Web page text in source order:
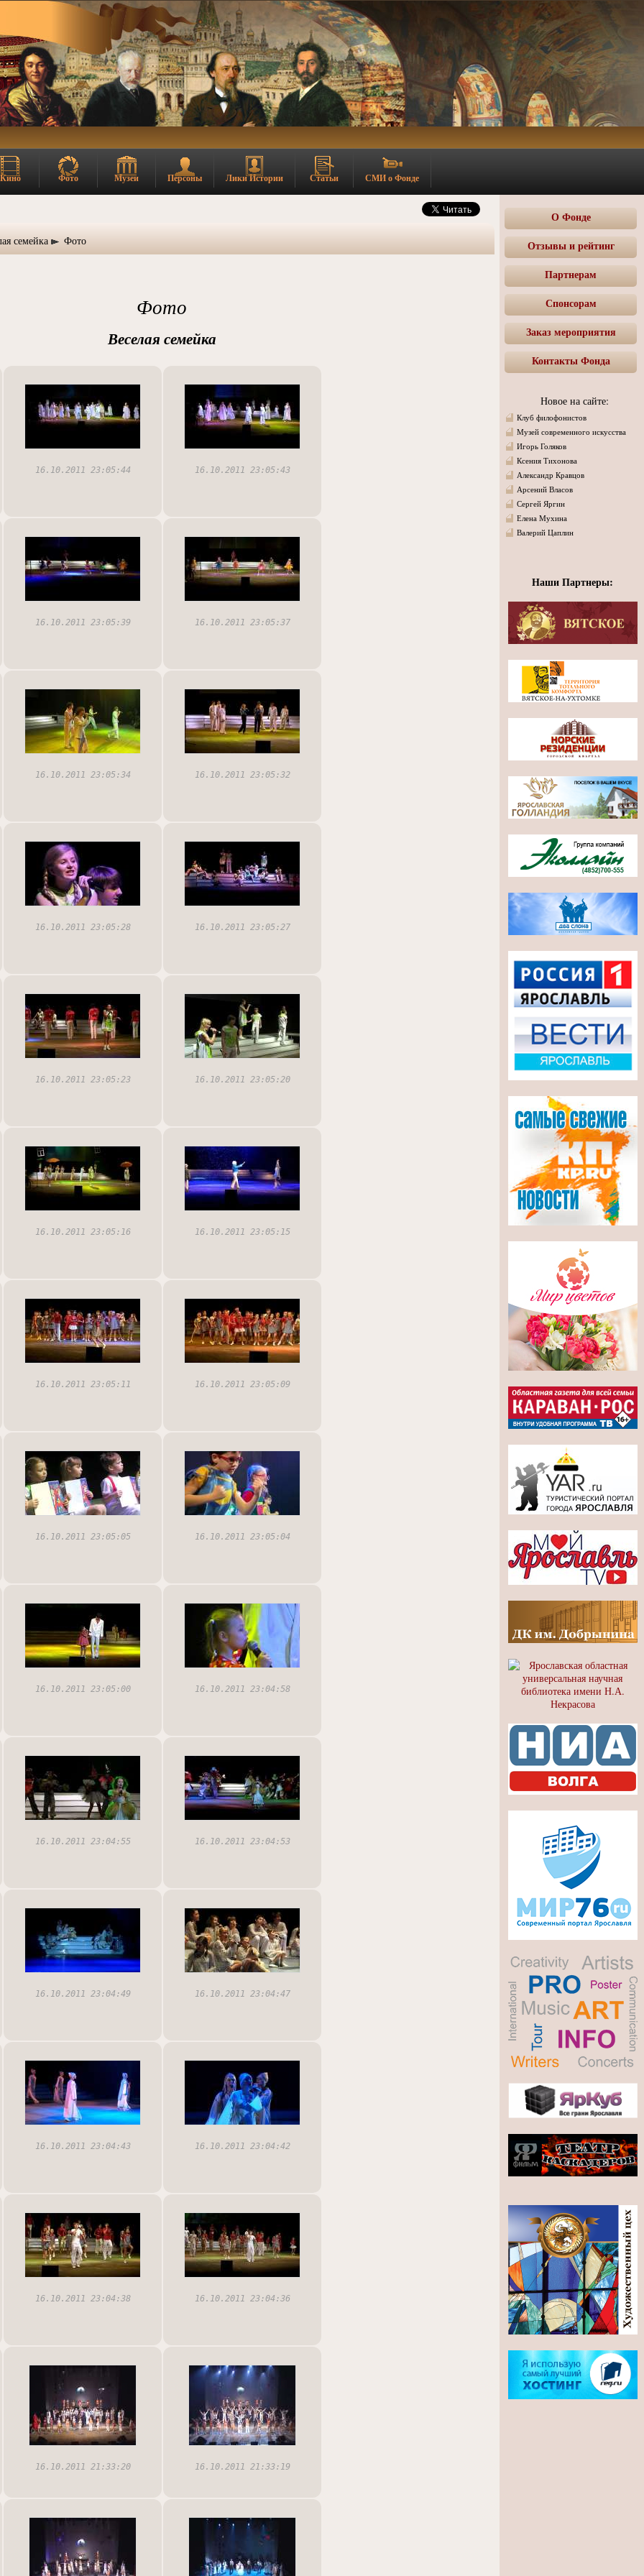
Кино Фото Музеи Персоны Лики Истории Статьи СМИ о Фонде
семейка Фото
Фото
Веселая семейка
16.10.2011 23:05:44 16.10.2011 23:05:43
16.10.2011 23:05:39 16.10.2011 23:05:37
16.10.2011 23:05:34 16.10.2011 23:05:32
16.10.2011 23:05:28 16.10.2011 23:05:27
16.10.2011 23:05:23 16.10.2011 23:05:20
16.10.2011 23:05:16 16.10.2011 23:05:15
16.10.2011 23:05:11 16.10.2011 23:05:09
16.10.2011 23:05:05 16.10.2011 23:05:04
16.10.2011 23:05:00 16.10.2011 23:04:58
16.10.2011 23:04:55 16.10.2011 23:04:53
16.10.2011 23:04:49 16.10.2011 23:04:47
16.10.2011 23:04:43 16.10.2011 23:04:42
16.10.2011 23:04:38 16.10.2011 23:04:36
16.10.2011 21:33:20
16.10.2011 21:33:19
О Фонде
Отзывы и рейтинг
Партнерам
Спонсорам
Заказ мероприятия
Контакты Фонда
Новое на сайте:
Клуб филофонистов
Музей современного искусства
Игорь Голяков
Ксения Тихонова
Александр Кравцов
Арсений Власов
Сергей Яргин
Елена Мухина
Валерий Цаплин
Наши Партнеры: